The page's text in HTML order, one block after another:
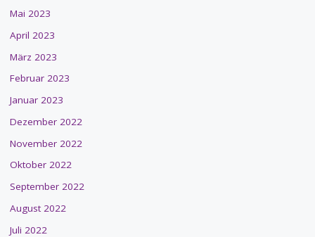
Mai 2023
April 2023
März 2023
Februar 2023
Januar 2023
Dezember 2022
November 2022
Oktober 2022
September 2022
August 2022
Juli 2022